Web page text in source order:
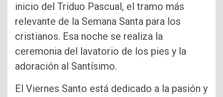
inicio del Triduo Pascual, el tramo más
relevante de la Semana Santa para los
cristianos. Esa noche se realiza la
ceremonia del lavatorio de los pies y la
adoración al Santísimo.
El Viernes Santo está dedicado a la pasión y